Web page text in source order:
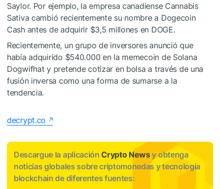
Saylor. Por ejemplo, la empresa canadiense Cannabis
Sativa cambió recientemente su nombre a Dogecoin
Cash antes de adquirir $3,5 millones en DOGE.
Recientemente, un grupo de inversores anunció que
había adquirido $540.000 en la memecoin de Solana
Dogwifhat y pretende cotizar en bolsa a través de una
fusión inversa como una forma de sumarse a la
tendencia.
decrypt.co
Descargue la aplicaciónCrypto Newsy obtenga
noticias globales sobre criptomonedas y tecnología
blockchain de diferentes fuentes: